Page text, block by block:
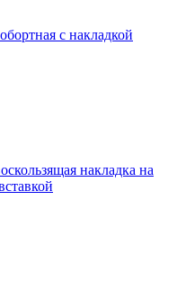
с накладкой
накладка на